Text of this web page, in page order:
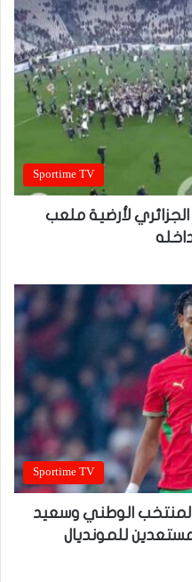
Sportime TV
لأرضية ملعب
Sportime TV
الوطني وسعيد
للمونديال